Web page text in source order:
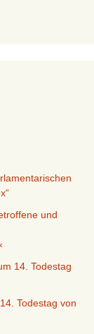
und
14. Todestag
Todestag von